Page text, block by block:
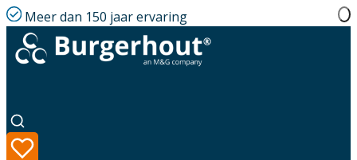
Meer dan 150 jaar ervaring